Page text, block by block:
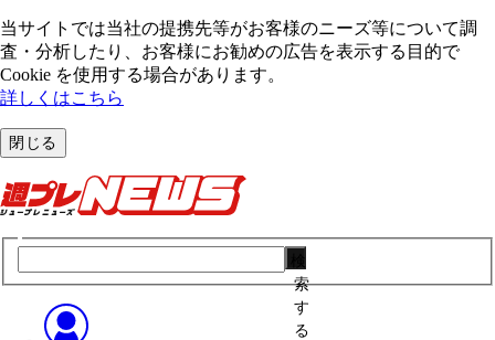
当サイトでは当社の提携先等がお客様のニーズ等について調
査・分析したり、お客様にお勧めの広告を表⽰する⽬的で
Cookie を使⽤する場合があります。
詳しくはこちら
閉じる
索
す
る